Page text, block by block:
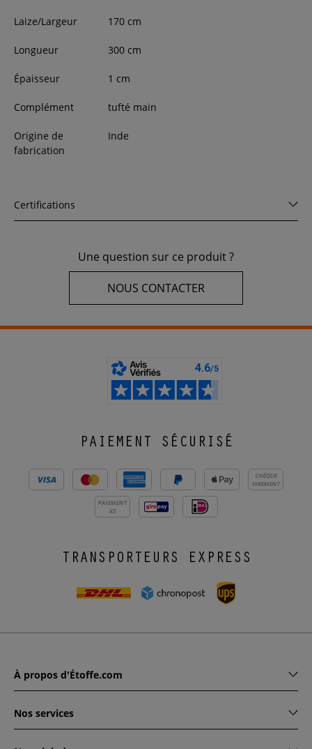
Laize/Largeur 170cm
Longueur 300cm
Épaisseur 1 cm
Complément tufté main
Origine de
fabrication
Inde
Certifications
Une question sur ce produit ?
NOUS CONTACTER
PAIEMENT SÉCURISÉ
CHÈQUE
VIREMENT
PAIEMENT
X3
TRANSPORTEURS EXPRESS
À propos d'Étoffe.com
Nos services